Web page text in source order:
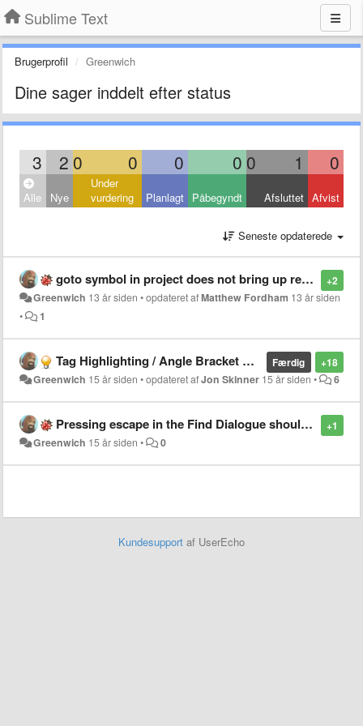
Sublime Text
Brugerprofil Greenwich
Dine sager inddelt efter status
3 2 0 0 0 0 0 1 0
Alle Nye
Under
vurdering
Planlagt Påbegyndt Afsluttet Afvist
Seneste opdaterede
+2
goto symbol in project does not bring up results from SASS / SCSS files
Greenwich 13 år siden •opdateret afMatthew Fordham 13 år siden
•
1
+18
Færdig
Tag Highlighting / Angle Bracket Highlighting
Greenwich 15 år siden •opdateret afJon Skinner 15 år siden • 6
+1
Pressing escape in the Find Dialogue should take you back to where you were
Greenwich 15 år siden • 0
Kundesupport af UserEcho